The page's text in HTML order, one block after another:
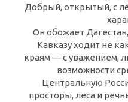
Добрый, открытый, с
Он обожает
Кавказу ходит не
краям — с уважением,
возможности
Центральную
просторы, леса и